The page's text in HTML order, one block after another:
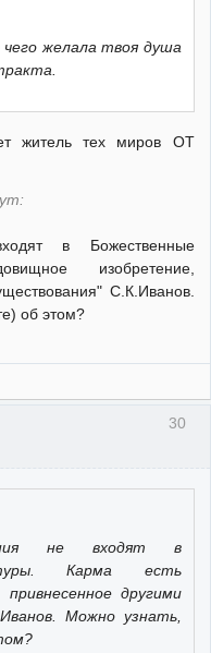
желала твоя душа
житель тех миров ОТ
в Божественные
изобретение,
С.К.Иванов.
об этом?
30
не входят в
Карма есть
другими
Можно узнать,